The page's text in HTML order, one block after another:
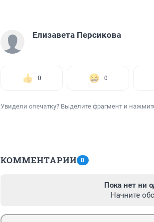
Елизавета Персикова
0 0
Увидели опечатку? Выделите фрагмент и
КОММЕНТАРИИ 0
Пока нет ни
Начните